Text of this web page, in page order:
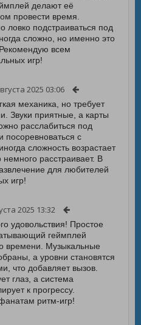
делают её
провести время.
ловко подстраиваться под
сложно, но именно это
всем
игр!
2025 03:06
механика, но требует
Звуки приятные, а карты
расслабиться под
с
сложность возрастает
расстраивает. В
для любителей
игр!
2025 13:32
удовольствия! Простое
геймплей
времени. Музыкальные
а уровни становятся
что добавляет вызов.
глаз, а система
к прогрессу.
ритм-игр!